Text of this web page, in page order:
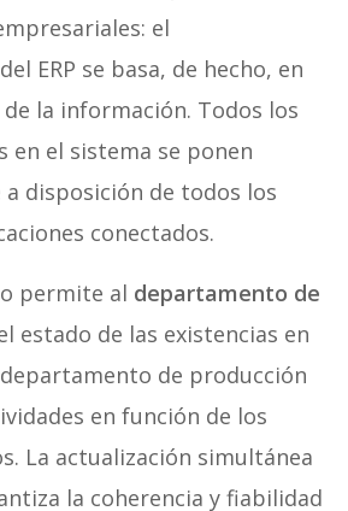
el
ERP se basa, de hecho, en
la información. Todos los
en el sistema se ponen
disposición de todos los
conectados.
permite al departamento de
estado de las existencias en
de producción
en función de los
La actualización simultánea
la coherencia y fiabilidad